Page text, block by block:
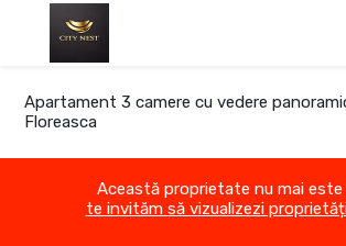
Apartament 3 camere cu vedere
Floreasca
Această proprietate nu mai este
te invităm să vizualizezi